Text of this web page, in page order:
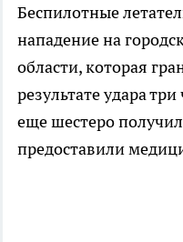
Беспилотные
нападение на
области, которая
результате удара
еще шестеро
предоставили